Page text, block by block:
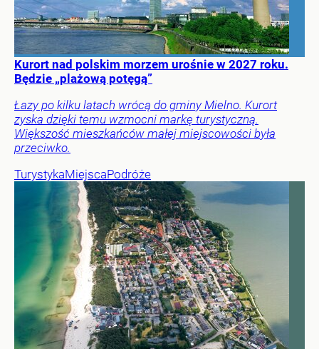
Kurort nad polskim morzem urośnie w 2027 roku.
Będzie „plażową potęgą”
Łazy po kilku latach wrócą do gminy Mielno. Kurort
zyska dzięki temu wzmocni markę turystyczną.
Większość mieszkańców małej miejscowości była
przeciwko.
TurystykaMiejscaPodróże